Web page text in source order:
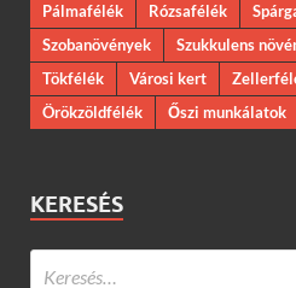
Pálmafélék
Rózsafélék
Szobanövények
Szukkulens
Tökfélék
Városi kert
Örökzöldfélék
Őszi munkálatok
KERESÉS